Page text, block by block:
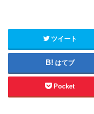
ツイート
はてブ
Pocket